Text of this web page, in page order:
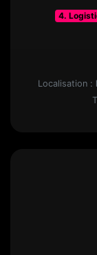
4.
Localisation :